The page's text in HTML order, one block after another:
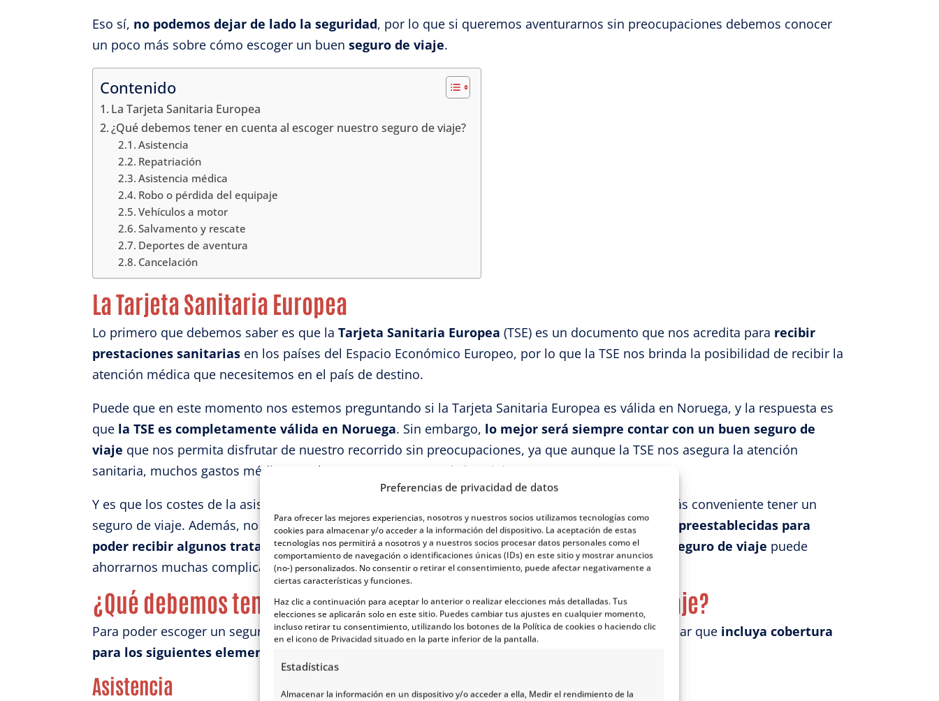
Preferencias de privacidad de datos
Para ofrecer las mejores experiencias, nosotros y nuestros socios utilizamos tecnologías como
cookies para almacenar y/o acceder a la información del dispositivo. La aceptación de estas
tecnologías nos permitirá a nosotros y a nuestros socios procesar datos personales como el
comportamiento de navegación o identificaciones únicas (IDs) en este sitio y mostrar anuncios
(no-) personalizados. No consentir o retirar el consentimiento, puede afectar negativamente a
ciertas características y funciones.
Haz clic a continuación para aceptar lo anterior o realizar elecciones más detalladas. Tus
elecciones se aplicarán solo en este sitio. Puedes cambiar tus ajustes en cualquier momento,
incluso retirar tu consentimiento, utilizando los botones de la Política de cookies o haciendo clic
en el icono de Privacidad situado en la parte inferior de la pantalla.
Estadísticas
Almacenar la información en un dispositivo y/o acceder a ella, Medir el rendimiento de la
Eso sí, no podemos dejar de lado la seguridad, por lo que si queremos aventurarnos sin preocupaciones debemos conocer
un poco más sobre cómo escoger un buen seguro de viaje.
Contenido
La Tarjeta Sanitaria Europea
¿Qué debemos tener en cuenta al escoger nuestro seguro de viaje?
Asistencia
Repatriación
Asistencia médica
Robo o pérdida del equipaje
Vehículos a motor
Salvamento y rescate
Deportes de aventura
Cancelación
La Tarjeta Sanitaria Europea
Lo primero que debemos saber es que la Tarjeta Sanitaria Europea (TSE) es un documento que nos acredita para recibir
prestaciones sanitarias en los países del Espacio Económico Europeo, por lo que la TSE nos brinda la posibilidad de recibir la
atención médica que necesitemos en el país de destino.
Puede que en este momento nos estemos preguntando si la Tarjeta Sanitaria Europea es válida en Noruega, y la respuesta es
que la TSE es completamente válida en Noruega. Sin embargo, lo mejor será siempre contar con un buen seguro de
viaje que nos permita disfrutar de nuestro recorrido sin preocupaciones, ya que aunque la TSE nos asegura la atención
sanitaria, muchos gastos médicos suelen correr por cuenta de los viajeros.
Y es que los costes de la asistencia médica pueden variar en Noruega, por lo que resulta mucho más conveniente tener un
seguro de viaje. Además, no podemos olvidar mencionar queen Noruega existen ciertas tarifas preestablecidas para
poder recibir algunos tratamientos básicos, por lo que si deseamosviajar a Noruega, unbuen seguro de viaje puede
ahorrarnos muchas complicaciones.
¿Qué debemos tener en cuenta al escoger nuestro seguro de viaje?
Para poder escoger un seguro de viaje que realmente cumpla nuestras expectativas, debemos revisar que incluya cobertura
para los siguientes elementos
Asistencia